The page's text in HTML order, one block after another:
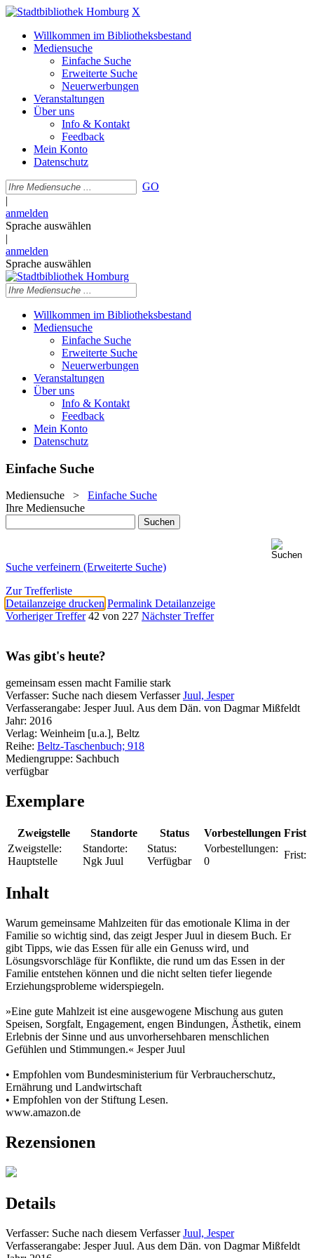
X
Willkommen im Bibliotheksbestand
Mediensuche
Einfache Suche
Erweiterte Suche
Neuerwerbungen
Veranstaltungen
Über uns
Info & Kontakt
Feedback
Mein Konto
Datenschutz
GO
|
anmelden
Sprache auswählen
|
anmelden
Sprache auswählen
Willkommen im Bibliotheksbestand
Mediensuche
Einfache Suche
Erweiterte Suche
Neuerwerbungen
Veranstaltungen
Über uns
Info & Kontakt
Feedback
Mein Konto
Datenschutz
Einfache Suche
Mediensuche > Einfache Suche
Ihre Mediensuche
Suche verfeinern (Erweiterte Suche)
Zur Trefferliste
Detailanzeige drucken Permalink Detailanzeige
Vorheriger Treffer 42 von 227 Nächster Treffer
Was gibt's heute?
gemeinsam essen macht Familie stark
Verfasser: Suche nach diesem Verfasser Juul, Jesper
Verfasserangabe: Jesper Juul. Aus dem Dän. von Dagmar Mißfeldt
Jahr: 2016
Verlag: Weinheim [u.a.], Beltz
Reihe: Beltz-Taschenbuch; 918
Mediengruppe: Sachbuch
verfügbar
Exemplare
Zweigstelle Standorte Status Vorbestellungen Frist
Zweigstelle:
Hauptstelle
Standorte:
Ngk Juul
Status:
Verfügbar
Vorbestellungen:
0
Frist:
Inhalt
Warum gemeinsame Mahlzeiten für das emotionale Klima in der
Familie so wichtig sind, das zeigt Jesper Juul in diesem Buch. Er
gibt Tipps, wie das Essen für alle ein Genuss wird, und
Lösungsvorschläge für Konflikte, die rund um das Essen in der
Familie entstehen können und die nicht selten tiefer liegende
Erziehungsprobleme widerspiegeln.
»Eine gute Mahlzeit ist eine ausgewogene Mischung aus guten
Speisen, Sorgfalt, Engagement, engen Bindungen, Ästhetik, einem
Erlebnis der Sinne und aus unvorhersehbaren menschlichen
Gefühlen und Stimmungen.« Jesper Juul
• Empfohlen vom Bundesministerium für Verbraucherschutz,
Ernährung und Landwirtschaft
• Empfohlen von der Stiftung Lesen.
www.amazon.de
Rezensionen
Details
Verfasser: Suche nach diesem Verfasser Juul, Jesper
Verfasserangabe: Jesper Juul. Aus dem Dän. von Dagmar Mißfeldt